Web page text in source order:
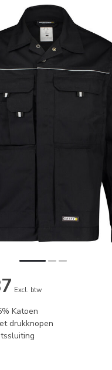
Excl. btw
Katoen
drukknopen